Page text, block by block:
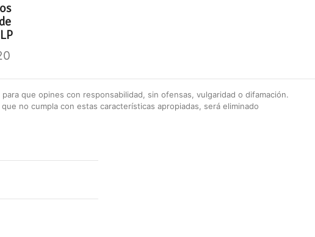
para que opines con responsabilidad, sin ofensas, vulgaridad o difamación.
no cumpla con estas características apropiadas, será eliminado